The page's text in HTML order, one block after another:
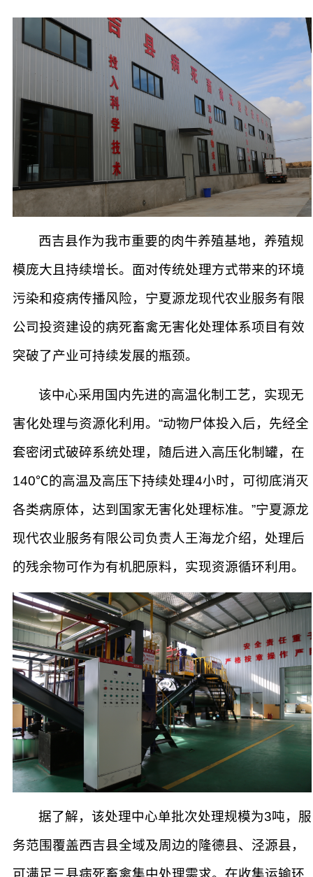
西吉县作为我市重要的肉牛养殖基地，养殖规
模庞大且持续增长。面对传统处理方式带来的环境
污染和疫病传播风险，宁夏源龙现代农业服务有限
公司投资建设的病死畜禽无害化处理体系项目有效
突破了产业可持续发展的瓶颈。
该中心采用国内先进的高温化制工艺，实现无
害化处理与资源化利用。“动物尸体投入后，先经全
套密闭式破碎系统处理，随后进入高压化制罐，在
140℃的高温及高压下持续处理4小时，可彻底消灭
各类病原体，达到国家无害化处理标准。”宁夏源龙
现代农业服务有限公司负责人王海龙介绍，处理后
的残余物可作为有机肥原料，实现资源循环利用。
据了解，该处理中心单批次处理规模为3吨，服
务范围覆盖西吉县全域及周边的隆德县、泾源县，
可满足三县病死畜禽集中处理需求。在收集运输环